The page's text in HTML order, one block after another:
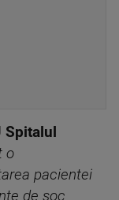
o
pacientei
de șoc